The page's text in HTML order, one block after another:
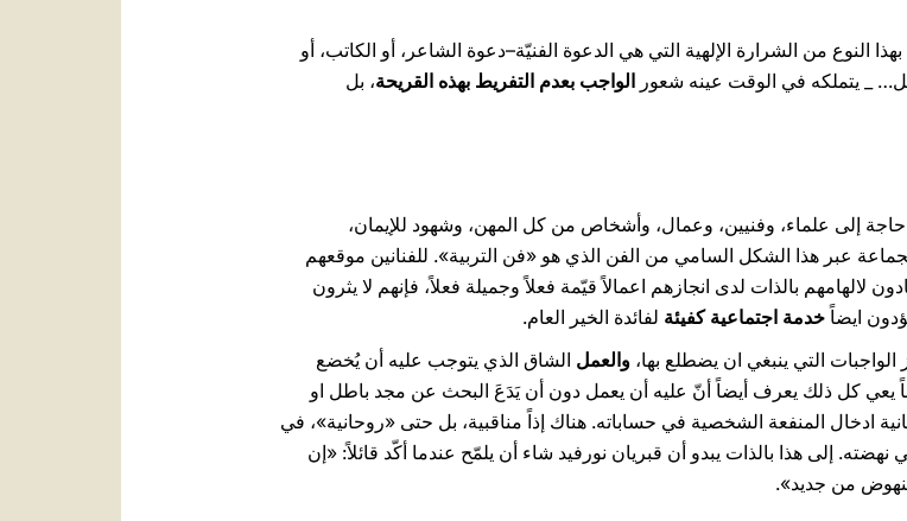
من الشرارة الإلهية التي هي الدعوة الفنيّة–دعوة الشاعر، أو الكاتب، أو
_ يتملكه في الوقت عينه شعور الواجب بعدم التفريط بهذه القريحة، بل
إلى علماء، وفنيين، وعمال، وأشخاص من كل المهن، وشهود للإيمان،
عبر هذا الشكل السامي من الفن الذي هو «فن التربية». للفنانين موقعهم
لالهامهم بالذات لدى انجازهم اعمالاً قيّمة فعلاً وجميلة فعلاً، فإنهم لا يثرون
ايضاً خدمة اجتماعية كفيئة لفائدة الخير العام.
الواجبات التي ينبغي ان يضطلع بها، والعمل الشاق الذي يتوجب عليه أن يُخضع
يعي كل ذلك يعرف أيضاً أنّ عليه أن يعمل دون أن يَدَعَ البحث عن مجد باطل او
ادخال المنفعة الشخصية في حساباته. هناك إذاً مناقبية، بل حتى «روحانية»، في
إلى هذا بالذات يبدو أن قبريان نورفيد شاء أن يلمّح عندما أكّد قائلاً: «إن
من جديد».